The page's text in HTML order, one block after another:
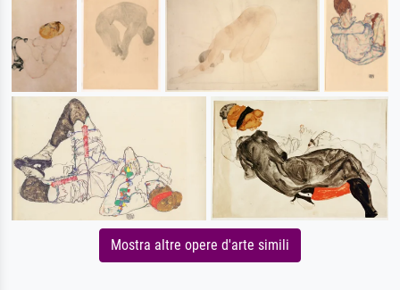
Mostra altre opere d'arte simili